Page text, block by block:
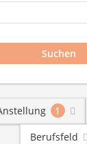
1
Berufsfeld